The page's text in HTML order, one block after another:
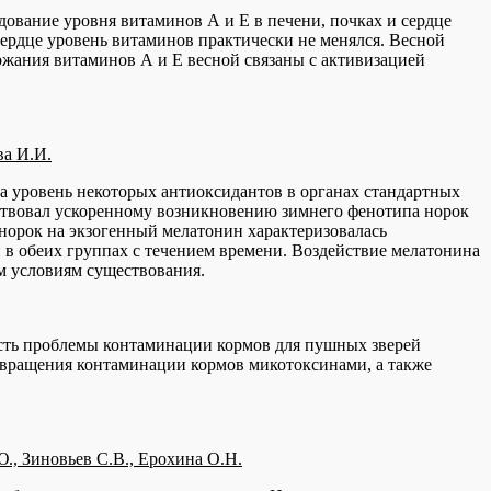
уровня витаминов А и Е в печени, почках и сердце
уровень витаминов практически не менялся. Весной
витаминов А и Е весной связаны с активизацией
И.И.
некоторых антиоксидантов в органах стандартных
ускоренному возникновению зимнего фенотипа норок
на экзогенный мелатонин характеризовалась
обеих группах с течением времени. Воздействие мелатонина
условиям существования.
проблемы контаминации кормов для пушных зверей
контаминации кормов микотоксинами, а также
Зиновьев С.В., Ерохина О.Н.